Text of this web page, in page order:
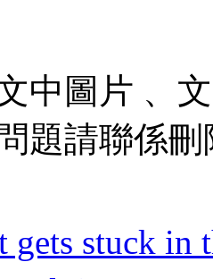
中圖片 
問題請聯係刪除
gets stuck in